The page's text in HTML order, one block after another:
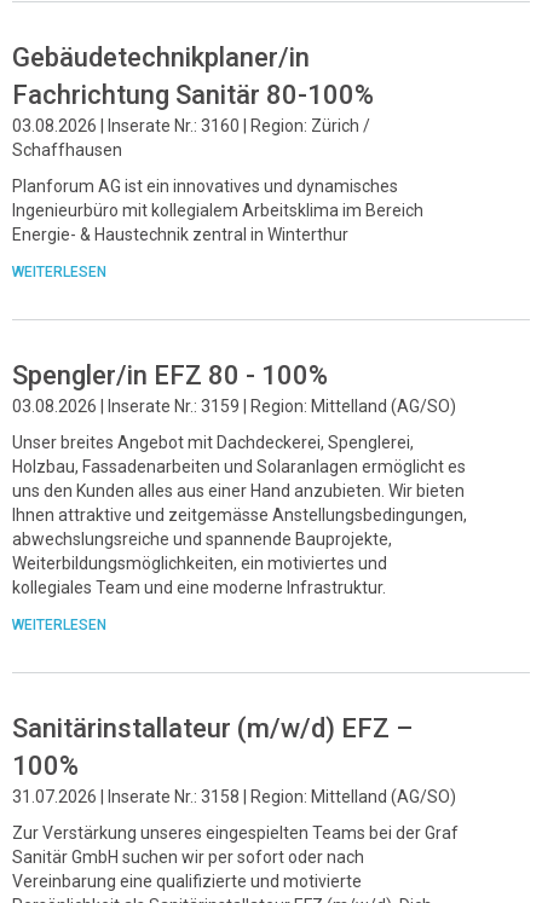
Gebäudetechnikplaner/in
Fachrichtung Sanitär 80-100%
03.08.2026 | Inserate Nr.: 3160 | Region: Zürich /
Schaffhausen
Planforum AG ist ein innovatives und dynamisches
Ingenieurbüro mit kollegialem Arbeitsklima im Bereich
Energie- & Haustechnik zentral in Winterthur
WEITERLESEN
Spengler/in EFZ 80 - 100%
03.08.2026 | Inserate Nr.: 3159 | Region: Mittelland (AG/SO)
Unser breites Angebot mit Dachdeckerei, Spenglerei,
Holzbau, Fassadenarbeiten und Solaranlagen ermöglicht es
uns den Kunden alles aus einer Hand anzubieten. Wir bieten
Ihnen attraktive und zeitgemässe Anstellungsbedingungen,
abwechslungsreiche und spannende Bauprojekte,
Weiterbildungsmöglichkeiten, ein motiviertes und
kollegiales Team und eine moderne Infrastruktur.
WEITERLESEN
Sanitärinstallateur (m/w/d) EFZ –
100%
31.07.2026 | Inserate Nr.: 3158 | Region: Mittelland (AG/SO)
Zur Verstärkung unseres eingespielten Teams bei der Graf
Sanitär GmbH suchen wir per sofort oder nach
Vereinbarung eine qualifizierte und motivierte